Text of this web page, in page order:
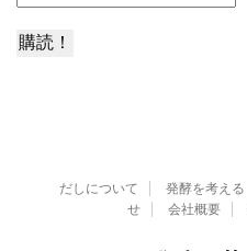
だしについて 発酵を考える
せ
会社概要